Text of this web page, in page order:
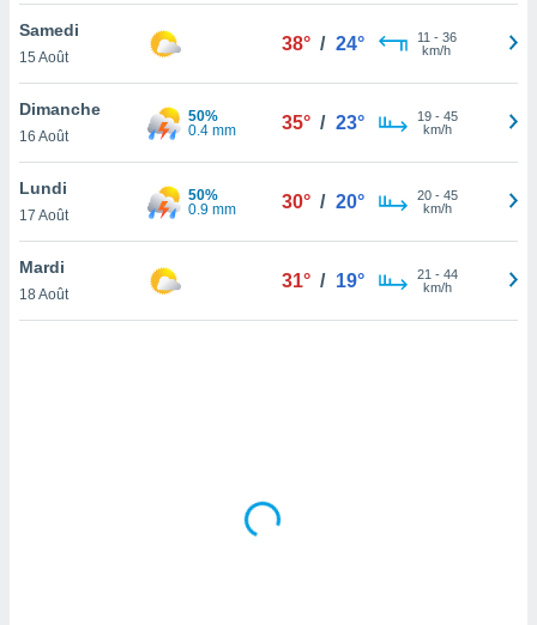
votre
à
en
le
Samedi
15 Août
38° / 24° 11 - 36
km/h
Dimanche
16 Août
50%
0.4 mm
35° / 23° 19- 45
km/h
Lundi
17 Août
50%
0.9 mm
30° / 20° 20- 45
km/h
Mardi
18 Août
31° / 19° 21 - 44
km/h